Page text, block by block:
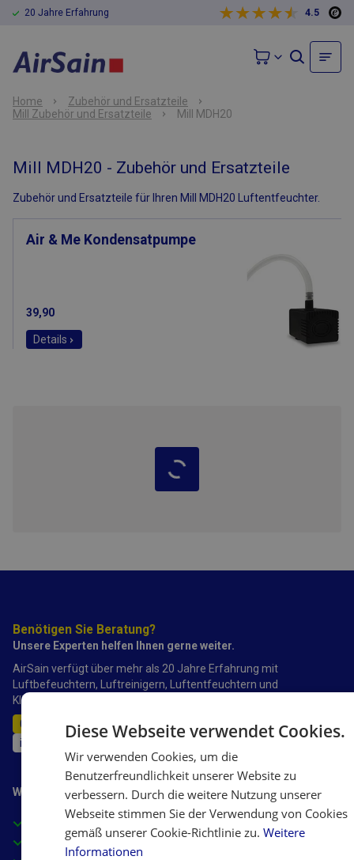
20 Jahre Erfahrung 4.5
Home
Zubehör und Ersatzteile
Mill Zubehör und Ersatzteile
Mill MDH20
Mill MDH20 - Zubehör und Ersatzteile
Zubehör und Ersatzteile für Ihren Mill MDH20 Luftentfeuchter.
Air & Me Kondensatpumpe
39,90
Details
Benötigen Sie Beratung?
Unsere Experten helfen Ihnen gerne weiter.
AirSain verfügt über mehr als 20 Jahre Erfahrung mit
Luftbefeuchtern, Luftreinigern, Luftentfeuchtern und
Klimaanlagen.
0245 6994 3999
info@airsain.de
Warum AirSain?
Zertifizierter Onlineshop
Diese Webseite verwendet Cookies.
Wir verwenden Cookies, um die
Benutzerfreundlichkeit unserer Website zu
verbessern. Durch die weitere Nutzung unserer
Webseite stimmen Sie der Verwendung von Cookies
gemäß unserer Cookie-Richtlinie zu. Weitere
Informationen